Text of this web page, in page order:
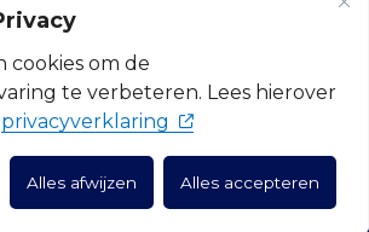
cookies om de
te verbeteren. Lees hierover
privacyverklaring (opent in nieuw
Alles afwijzen Alles accepteren
INLOGGEN OVER ONS
wijzigen
Disclaimer Privacyverklaring